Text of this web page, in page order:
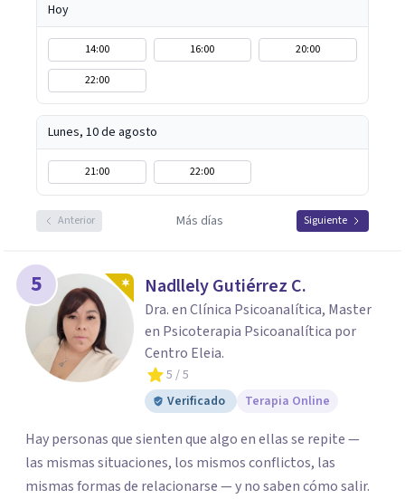
Hoy
14:00 16:00
20:00
22:00
Lunes, 10 de agosto
21:00 22:00
Anterior Más días Siguiente
5 Nadllely Gutiérrez C.
Dra. en Clínica Psicoanalítica, Master
en Psicoterapia Psicoanalítica por
Centro Eleia.
5 / 5
Verificado
Terapia Online
Hay personas que sienten que algo en ellas se repite —
las mismas situaciones, los mismos conflictos, las
mismas formas de relacionarse — y no saben cómo salir.